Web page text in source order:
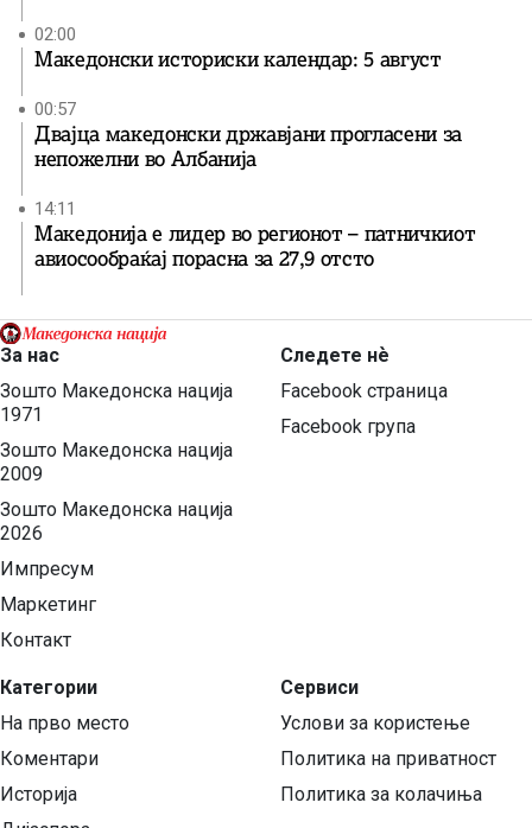
02:00
Македонски историски календар: 5 август
00:57
Двајца македонски државјани прогласени за
непожелни во Албанија
14:11
Македонија е лидер во регионот – патничкиот
авиосообраќај порасна за 27,9 отсто
За нас
Зошто Македонска нација
1971
Зошто Македонска нација
2009
Зошто Македонска нација
2026
Импресум
Маркетинг
Контакт
Категории
На прво место
Коментари
Историја
Следете нѐ
Facebook страница
Facebook група
Сервиси
Услови за користење
Политика на приватност
Политика за колачиња